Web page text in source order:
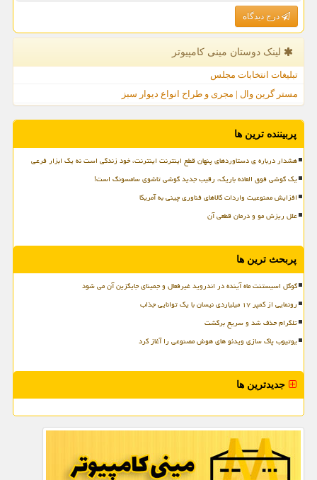
درج دیدگاه
لینک دوستان مینی كامپیوتر
تبلیغات انتخابات مجلس
مستر گرین وال | مجری و طراح انواع دیوار سبز
پربیننده ترین ها
هشدار درباره ی دستاوردهای پنهان قطع اینترنت اینترنت، خود زندگی است نه یک ابزار فرعی
یک گوشی فوق العاده باریک، رقیب جدید گوشی تاشوی سامسونگ است!
افزایش ممنوعیت واردات کالاهای فناوری چینی به آمریکا
علل ریزش مو و درمان قطعی آن
پربحث ترین ها
گوگل اسیستنت ماه آینده در اندروید غیرفعال و جمینای جایگزین آن می شود
رونمایی از کمپر ۱۷ میلیاردی نیسان با یک توانایی جذاب
تلگرام حذف شد و سریع برگشت
یوتیوب پاک سازی ویدئو های هوش مصنوعی را آغاز کرد
جدیدترین ها